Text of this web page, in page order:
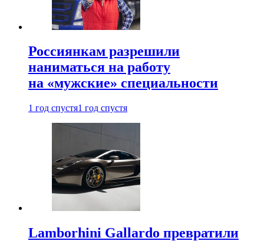
Россиянкам разрешили
наниматься на работу
на «мужские» специальности
1 год спустя1 год спустя
Lamborhini Gallardo превратили